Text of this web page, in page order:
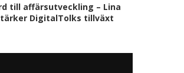
till affärsutveckling – Lina
DigitalTolks tillväxt